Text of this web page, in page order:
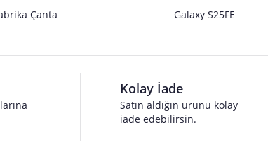
Çanta
Galaxy S25FE
Kolay İade
Satın aldığın ürünü kolay
iade edebilirsin.